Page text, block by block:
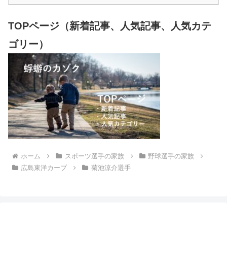
TOPページ（新着記事、人気記事、人気カテ
ゴリー）
ホーム スポーツ選手の家族
野球選手の家族
広島東洋カープ
菊池涼介選手